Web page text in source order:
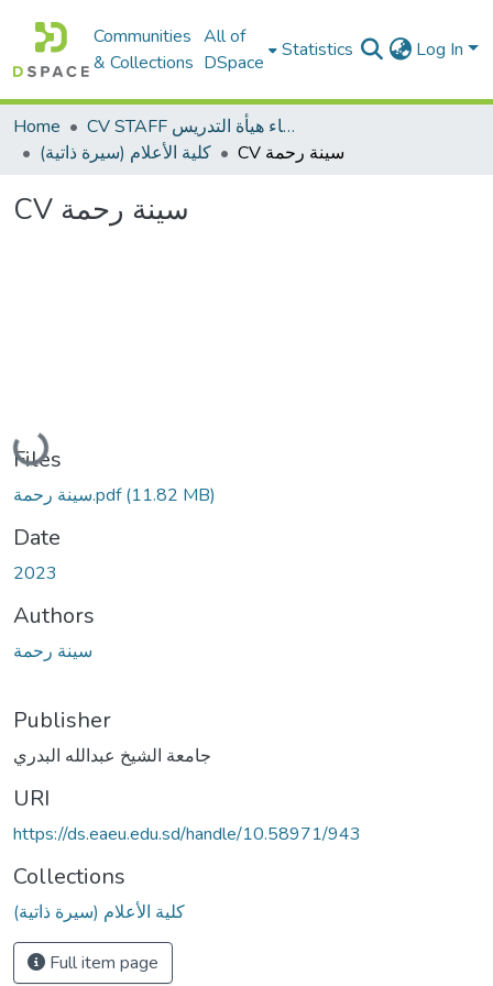
Communities
& Collections
All of
DSpace
Statistics Log In
Home
CV STAFF السيره الذاتية لأعضاء هيأة التدريس
كلية الأعلام (سيرة ذاتية)
CV سينة رحمة
CV سينة رحمة
Loading...
Files
سينة رحمة.pdf(11.82 MB)
Date
2023
Authors
سينة رحمة
Publisher
جامعة الشيخ عبدالله البدري
URI
https://ds.eaeu.edu.sd/handle/10.58971/943
Collections
كلية الأعلام (سيرة ذاتية)
Full item page